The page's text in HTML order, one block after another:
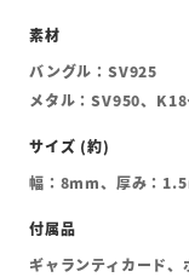
バングル：SV925
メタル：SV950、
幅：8mm、厚み：
ギャランティカード、